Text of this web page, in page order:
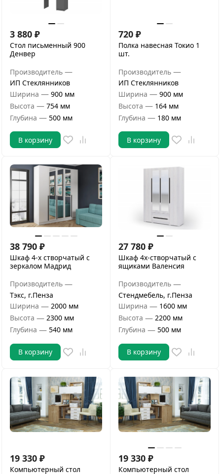
3 880 ₽
Стол письменный 900
Денвер
Производитель —
ИП Стеклянников
Ширина — 900 мм
Высота — 754 мм
Глубина — 500 мм
В корзину
720 ₽
Полка навесная Токио 1
шт.
Производитель —
ИП Стеклянников
Ширина — 900 мм
Высота — 164 мм
Глубина — 180 мм
В корзину
38 790 ₽
Шкаф 4-х створчатый с
зеркалом Мадрид
Производитель —
Тэкс, г.Пенза
Ширина — 2000 мм
Высота — 2300 мм
Глубина — 540 мм
В корзину
27 780 ₽
Шкаф 4х-створчатый с
ящиками Валенсия
Производитель —
Стендмебель, г.Пенза
Ширина — 1600 мм
Высота — 2200 мм
Глубина — 500 мм
В корзину
19 330 ₽
Компьютерный стол
19 330 ₽
Компьютерный стол